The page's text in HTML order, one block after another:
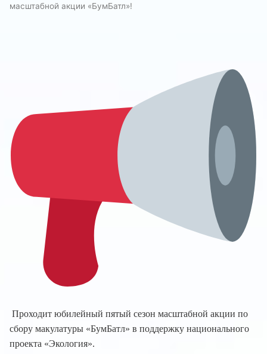
масштабной акции «БумБатл»!
Проходит юбилейный пятый сезон масштабной акции по
сбору макулатуры «БумБатл» в поддержку национального
проекта «Экология».